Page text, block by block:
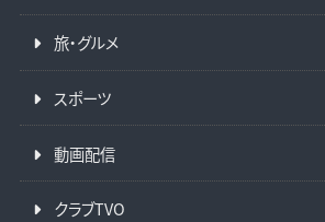
旅・グルメ
スポーツ
動画配信
クラブTVO